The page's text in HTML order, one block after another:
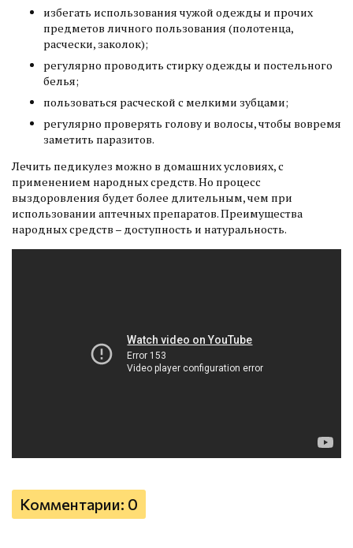
избегать использования чужой одежды и прочих
предметов личного пользования (полотенца,
расчески, заколок);
регулярно проводить стирку одежды и постельного
белья;
пользоваться расческой с мелкими зубцами;
регулярно проверять голову и волосы, чтобы вовремя
заметить паразитов.
Лечить педикулез можно в домашних условиях, с
применением народных средств. Но процесс
выздоровления будет более длительным, чем при
использовании аптечных препаратов. Преимущества
народных средств – доступность и натуральность.
Комментарии: 0